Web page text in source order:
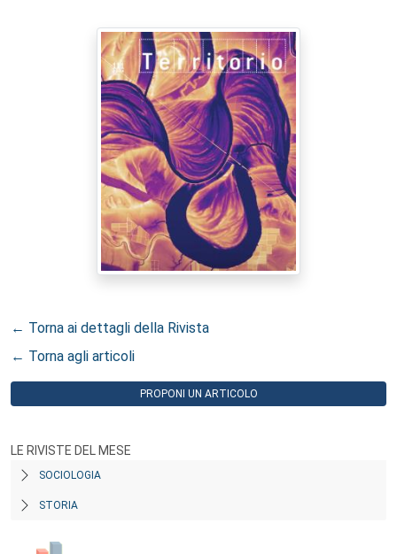
← Torna ai dettagli della Rivista
← Torna agli articoli
PROPONI UN ARTICOLO
LE RIVISTE DEL MESE
SOCIOLOGIA
STORIA